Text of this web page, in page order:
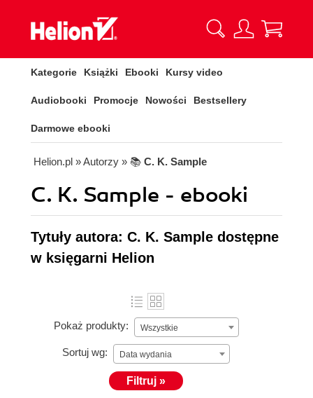
Kategorie Książki Ebooki Kursy video
Audiobooki Promocje Nowości Bestsellery
Darmowe ebooki
Helion.pl » Autorzy » 📚 C. K. Sample
C. K. Sample - ebooki
Tytuły autora: C. K. Sample dostępne
w księgarni Helion
Pokaż produkty: Wszystkie
Sortuj wg: Data wydania
Filtruj »